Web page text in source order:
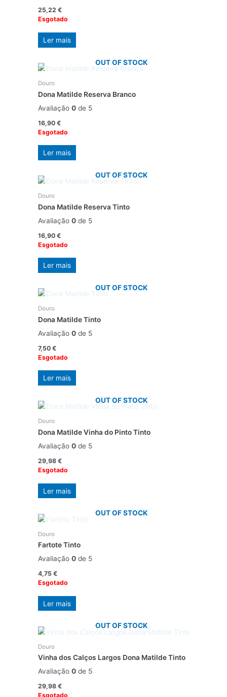
25,22 €
Esgotado
Ler mais
OUT OF STOCK
Douro
Dona Matilde Reserva Branco
Avaliação 0de 5
16,90 €
Esgotado
Ler mais
OUT OF STOCK
Douro
Dona Matilde Reserva Tinto
Avaliação 0de 5
16,90 €
Esgotado
Ler mais
OUT OF STOCK
Douro
Dona Matilde Tinto
Avaliação 0de 5
7,50 €
Esgotado
Ler mais
OUT OF STOCK
Douro
Dona Matilde Vinha do Pinto Tinto
Avaliação 0de 5
29,98 €
Esgotado
Ler mais
OUT OF STOCK
Douro
Fartote Tinto
Avaliação 0de 5
4,75 €
Esgotado
Ler mais
OUT OF STOCK
Douro
Vinha dos Calços Largos Dona Matilde Tinto
Avaliação 0de 5
29,98 €
Esgotado